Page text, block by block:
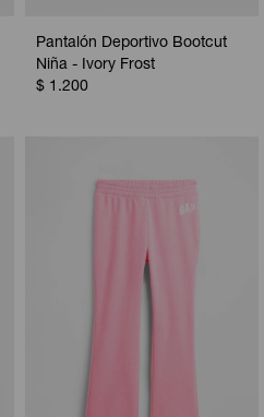
Pantalón Deportivo Bootcut
Niña - Ivory Frost
$ 1.200